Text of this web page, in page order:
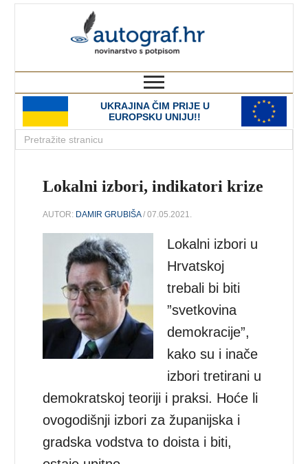
UKRAJINA ČIM PRIJE U
EUROPSKU UNIJU!!
Lokalni izbori, indikatori krize
AUTOR: DAMIR GRUBIŠA/ 07.05.2021.
Lokalni izbori u
Hrvatskoj
trebali bi biti
”svetkovina
demokracije”,
kako su i inače
izbori tretirani u
demokratskoj teoriji i praksi. Hoće li
ovogodišnji izbori za županijska i
gradska vodstva to doista i biti,